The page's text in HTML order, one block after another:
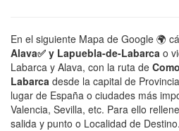
En el siguiente Mapa de Google 🌍
Alava✅ y Lapuebla-de-Labarca o
Labarca y Alava, con la ruta de
Labarca desde la capital de
lugar de España o ciudades más
Valencia, Sevilla, etc. Para ello
salida y punto o Localidad de Destino.